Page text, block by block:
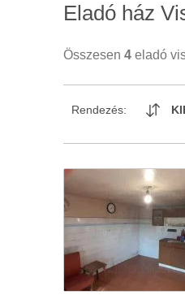
Eladó ház
Összesen 4 eladó
Rendezés: